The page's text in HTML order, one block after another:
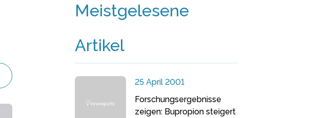
Meistgelesene
Artikel
25 April 2001
Forschungsergebnisse
zeigen: Bupropion steigert